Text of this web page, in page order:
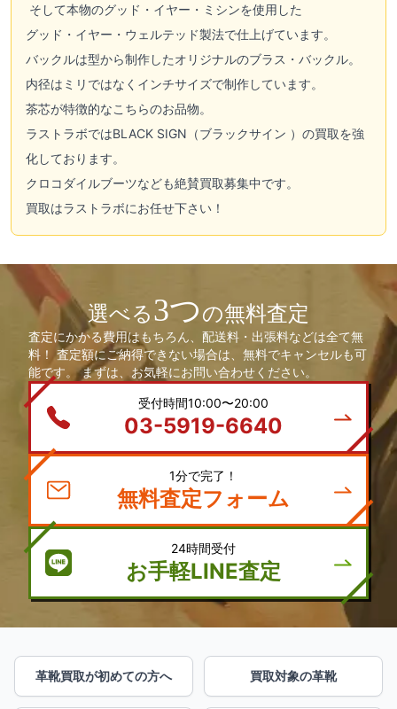
そして本物のグッド・イヤー・ミシンを使用した
グッド・イヤー・ウェルテッド製法で仕上げています。
バックルは型から制作したオリジナルのブラス・バックル。
内径はミリではなくインチサイズで制作しています。
茶芯が特徴的なこちらのお品物。
ラストラボではBLACK SIGN（ブラックサイン ）の買取を強
化しております。
クロコダイルブーツなども絶賛買取募集中です。
買取はラストラボにお任せ下さい！
選べる3つの無料査定
査定にかかる費用はもちろん、配送料・出張料などは全て無
料！ 査定額にご納得できない場合は、無料でキャンセルも可
能です。 まずは、お気軽にお問い合わせください。
受付時間10:00〜20:00
03-5919-6640
1分で完了！
無料査定フォーム
24時間受付
お手軽LINE査定
革靴買取が初めての方へ 買取対象の革靴